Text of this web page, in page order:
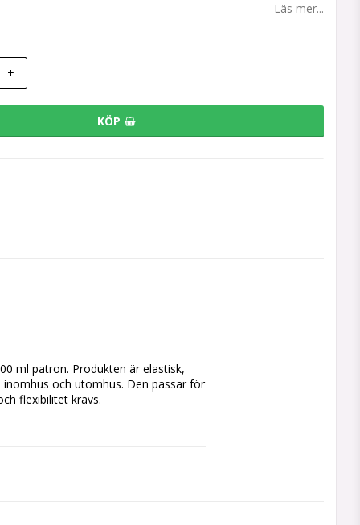
Läs mer...
+
KÖP
och utomhus. Den passar för
flexibilitet krävs.